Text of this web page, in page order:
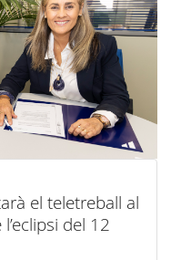
el teletreball al
del 12